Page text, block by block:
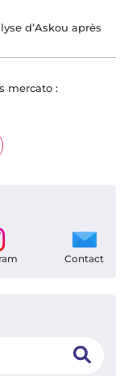
d’Askou après
mercato :
Contact